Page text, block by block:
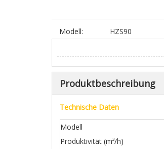
Modell: HZS90
Produktbeschreibung
Technische Daten
Modell
Produktivität (m³/h)